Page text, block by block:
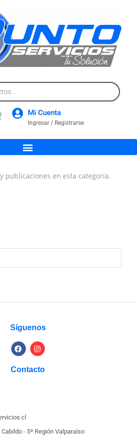
Mi Cuenta
Ingresar / Registrarse
publicaciones en esta categoría.
Síguenos
Contacto
- 5ª Región Valparaíso